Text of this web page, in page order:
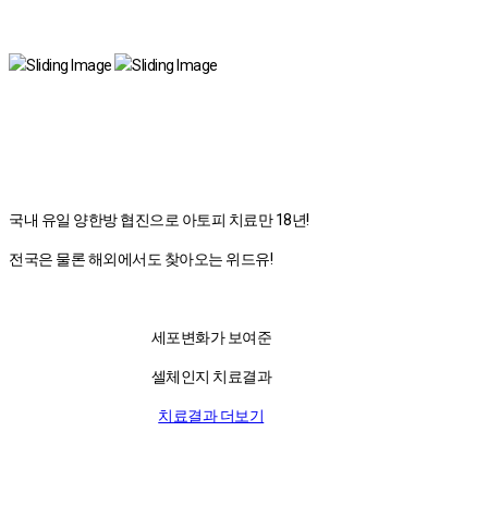
국내 유일 양한방 협진으로 아토피 치료만 18년!
전국은 물론 해외에서도 찾아오는 위드유!
세포변화가 보여준
셀체인지 치료결과
치료결과 더보기